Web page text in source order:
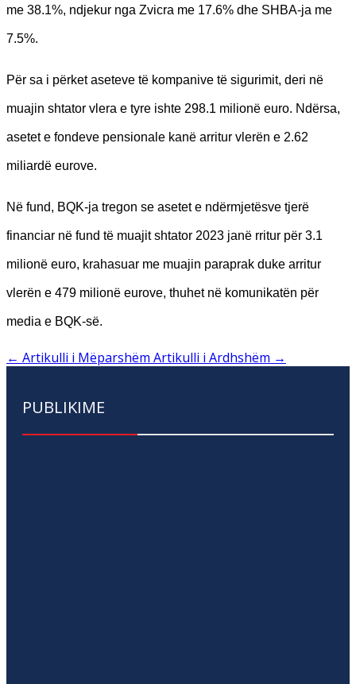
me 38.1%, ndjekur nga Zvicra me 17.6% dhe SHBA-ja me
7.5%.
Për sa i përket aseteve të kompanive të sigurimit, deri në
muajin shtator vlera e tyre ishte 298.1 milionë euro. Ndërsa,
asetet e fondeve pensionale kanë arritur vlerën e 2.62
miliardë eurove.
Në fund, BQK-ja tregon se asetet e ndërmjetësve tjerë
financiar në fund të muajit shtator 2023 janë rritur për 3.1
milionë euro, krahasuar me muajin paraprak duke arritur
vlerën e 479 milionë eurove, thuhet në komunikatën për
media e BQK-së.
← Artikulli i Mëparshëm Artikulli i Ardhshëm →
PUBLIKIME